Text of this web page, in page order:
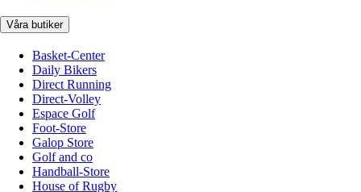
Våra butiker
Basket-Center
Daily Bikers
Direct Running
Direct-Volley
Espace Golf
Foot-Store
Galop Store
Golf and co
Handball-Store
House of Rugby